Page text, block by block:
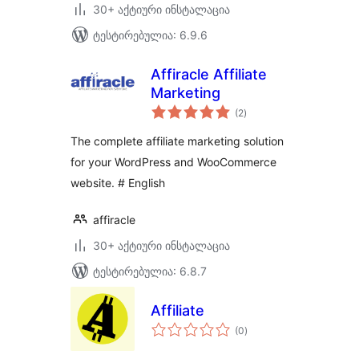
30+ აქტიური ინსტალაცია
ტესტირებულია: 6.9.6
Affiracle Affiliate
Marketing
(2საერთო
რეიტინგი
)
The complete affiliate marketing solution
for your WordPress and WooCommerce
website. # English
affiracle
30+ აქტიური ინსტალაცია
ტესტირებულია: 6.8.7
Affiliate
(0საერთო
რეიტინგი
)